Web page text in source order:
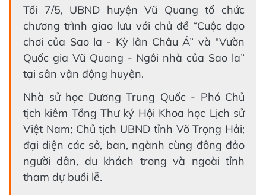
Tối 7/5, UBND huyện Vũ Quang tổ chức
chương trình giao lưu với chủ đề “Cuộc dạo
chơi của Sao la - Kỳ lân Châu Á” và "Vườn
Quốc gia Vũ Quang - Ngôi nhà của Sao la”
tại sân vận động huyện.
Nhà sử học Dương Trung Quốc - Phó Chủ
tịch kiêm Tổng Thư ký Hội Khoa học Lịch sử
Việt Nam; Chủ tịch UBND tỉnh Võ Trọng Hải;
đại diện các sở, ban, ngành cùng đông đảo
người dân, du khách trong và ngoài tỉnh
tham dự buổi lễ.